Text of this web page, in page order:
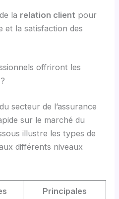
la relation client pour
et la satisfaction des
offriront les
secteur de l’assurance
sur le marché du
illustre les types de
différents niveaux
Principales